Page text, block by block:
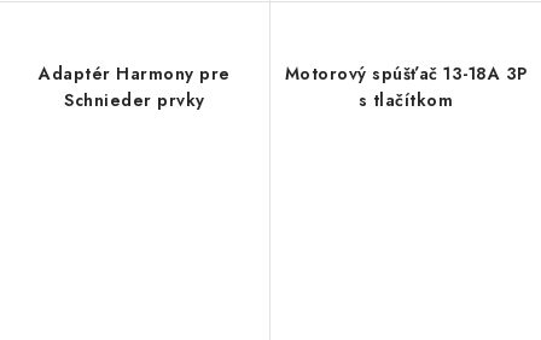
Adaptér Harmony pre
Schnieder prvky
Motorový spúšťač 13-18A 3P
s tlačítkom